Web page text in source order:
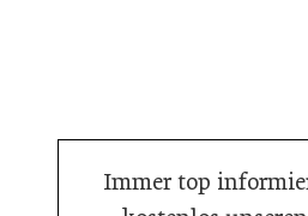
Immer top